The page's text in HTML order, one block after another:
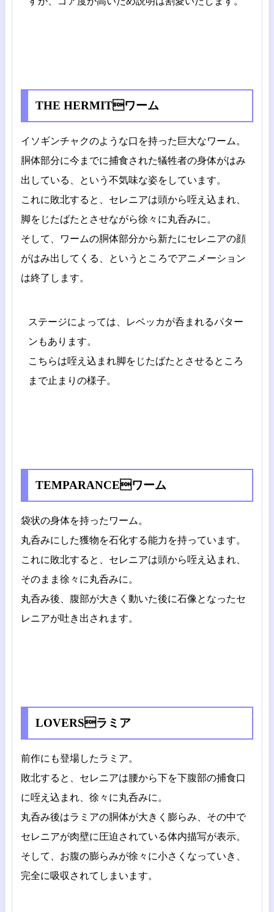
THE HERMITワーム
イソギンチャクのような口を持った巨大なワーム。
胴体部分に今までに捕食された犠牲者の身体がはみ
出している、という不気味な姿をしています。
これに敗北すると、セレニアは頭から咥え込まれ、
脚をじたばたとさせながら徐々に丸呑みに。
そして、ワームの胴体部分から新たにセレニアの顔
がはみ出してくる、というところでアニメーション
は終了します。
ステージによっては、レベッカが呑まれるパター
ンもあります。
こちらは咥え込まれ脚をじたばたとさせるところ
まで止まりの様子。
TEMPARANCEワーム
袋状の身体を持ったワーム。
丸呑みにした獲物を石化する能力を持っています。
これに敗北すると、セレニアは頭から咥え込まれ、
そのまま徐々に丸呑みに。
丸呑み後、腹部が大きく動いた後に石像となったセ
レニアが吐き出されます。
LOVERSラミア
前作にも登場したラミア。
敗北すると、セレニアは腰から下を下腹部の捕食口
に咥え込まれ、徐々に丸呑みに。
丸呑み後はラミアの胴体が大きく膨らみ、その中で
セレニアが肉壁に圧迫されている体内描写が表示。
そして、お腹の膨らみが徐々に小さくなっていき、
完全に吸収されてしまいます。